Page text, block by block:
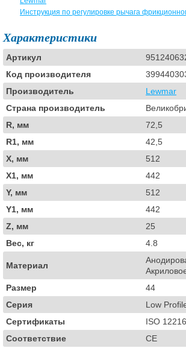
Инструкция по регулировке рычага
Характеристики
Артикул
Код производителя
Производитель
Lewmar
Страна производитель
R, мм
72,5
R1, мм
42,5
X, мм
512
X1, мм
442
Y, мм
512
Y1, мм
442
Z, мм
25
Вес, кг
4.8
Материал
Размер
44
Серия
Low
Сертификаты
ISO 12216
Соответствие
СЕ